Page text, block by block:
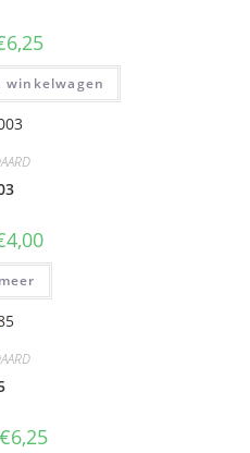
6,25
winkelwagen
4,00
€6,25